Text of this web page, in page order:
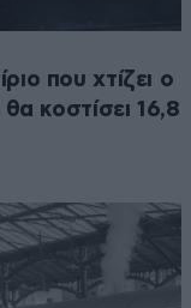
που χτίζει ο
κοστίσει 16,8